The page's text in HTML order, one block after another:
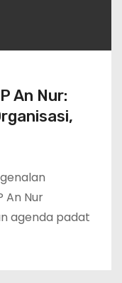
An Nur:
An Nur
agenda padat